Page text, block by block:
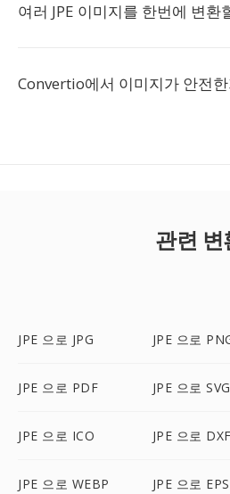
여러 JPE 이미지를 한번에 변환
Convertio에서 이미지가 안전한
관련 변
JPE 으로 JPG JPE 으로
JPE 으로 PDF JPE 으로 SVG
JPE 으로 ICO JPE 으로 DXF
JPE 으로 WEBP JPE 으로 EPS